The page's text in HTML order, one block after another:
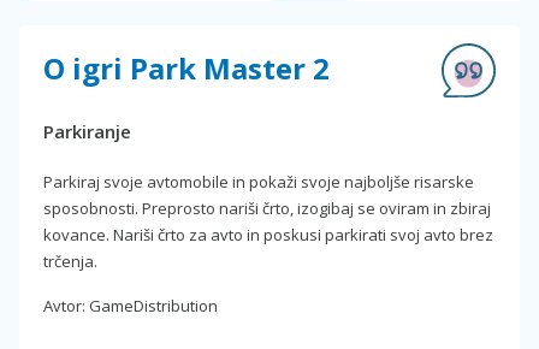
O igri Park Master 2
Parkiranje
Parkiraj svoje avtomobile in pokaži svoje najboljše risarske
sposobnosti. Preprosto nariši črto, izogibaj se oviram in zbiraj
kovance. Nariši črto za avto in poskusi parkirati svoj avto brez
trčenja.
Avtor: GameDistribution